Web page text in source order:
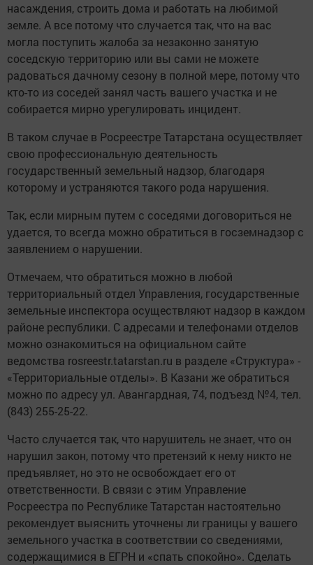
насаждения, строить дома и работать на любимой
земле. А все потому что случается так, что на вас
могла поступить жалоба за незаконно занятую
соседскую территорию или вы сами не можете
радоваться дачному сезону в полной мере, потому что
кто-то из соседей занял часть вашего участка и не
собирается мирно урегулировать инцидент.
В таком случае в Росреестре Татарстана осуществляет
свою профессиональную деятельность
государственный земельный надзор, благодаря
которому и устраняются такого рода нарушения.
Так, если мирным путем с соседями договориться не
удается, то всегда можно обратиться в госземнадзор с
заявлением о нарушении.
Отмечаем, что обратиться можно в любой
территориальный отдел Управления, государственные
земельные инспектора осуществляют надзор в каждом
районе республики. С адресами и телефонами отделов
можно ознакомиться на официальном сайте
ведомства rosreestr.tatarstan.ru в разделе «Структура» -
«Территориальные отделы». В Казани же обратиться
можно по адресу ул. Авангардная, 74, подъезд №4, тел.
(843) 255-25-22.
Часто случается так, что нарушитель не знает, что он
нарушил закон, потому что претензий к нему никто не
предъявляет, но это не освобождает его от
ответственности. В связи с этим Управление
Росреестра по Республике Татарстан настоятельно
рекомендует выяснить уточнены ли границы у вашего
земельного участка в соответствии со сведениями,
содержащимися в ЕГРН и «спать спокойно». Сделать